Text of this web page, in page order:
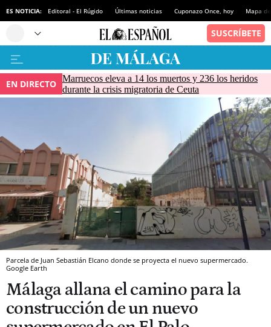
ES NOTICIA: Editoral - El Rúgido Últimas noticias Cuponazo Once, hoy Mapa
EN DIRECTO Marruecos eleva a 14 los muertos y 236 los heridos
durante la crisis migratoria de Ceuta
Parcela de Juan Sebastián Elcano donde se proyecta el nuevo supermercado.
Google Earth
Málaga allana el camino para la
construcción de un nuevo